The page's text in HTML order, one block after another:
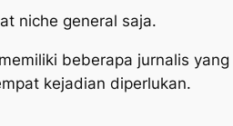
niche general saja.
beberapa jurnalis
kejadian diperlukan.